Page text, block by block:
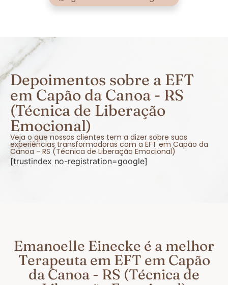
Depoimentos sobre a EFT
em Capão da Canoa - RS
(Técnica de Liberação
Emocional)
Veja o que nossos clientes tem a dizer sobre suas
experiências transformadoras com a EFT em Capão da
Canoa - RS (Técnica de Liberação Emocional)
[trustindex no-registration=google]
Emanoelle Einecke é a melhor
Terapeuta em EFT em Capão
da Canoa - RS (Técnica de